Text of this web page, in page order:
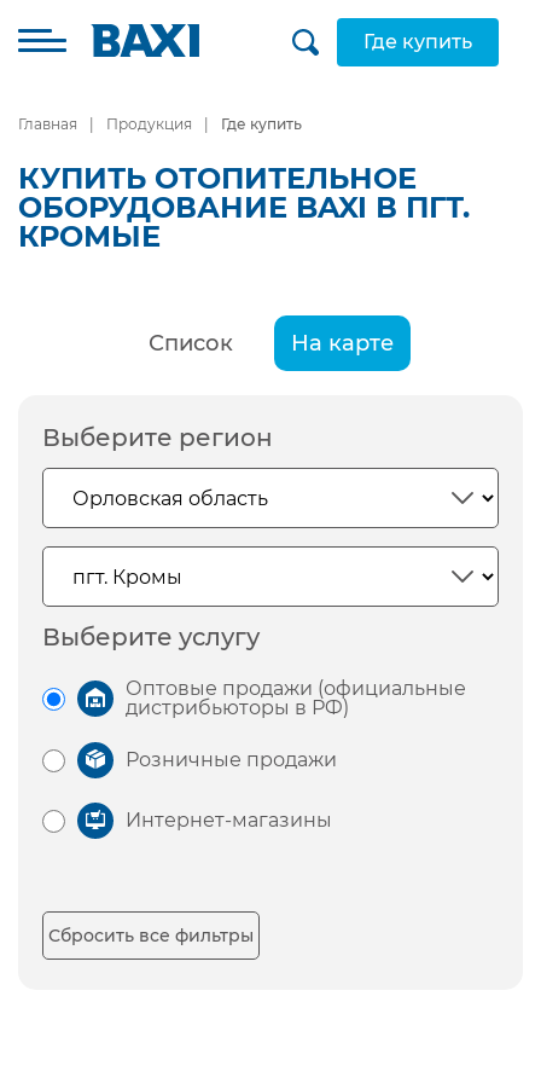
Где купить
Главная Продукция Где купить
КУПИТЬ ОТОПИТЕЛЬНОЕ
ОБОРУДОВАНИЕ BAXI В ПГТ.
КРОМЫЕ
Список На карте
Выберите регион
Выберите услугу
Оптовые продажи (официальные
дистрибьюторы в РФ)
Розничные продажи
Интернет-магазины
Сбросить все фильтры